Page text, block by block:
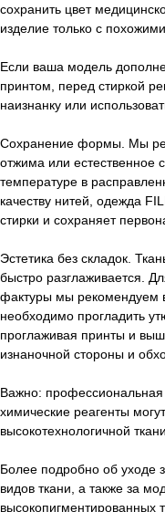
сохранить цвет
изделие только с
Если ваша модель
принтом, перед стиркой
наизнанку или
Сохранение формы. Мы
отжима или естественное
температуре в
качеству нитей, одежда
стирки и сохраняет
Эстетика без складок.
быстро разглаживается.
фактуры мы рекомендуем
необходимо прогладить
проглаживая принты и
изнаночной стороны и
Важно: профессиональная
химические реагенты
высокотехнологичной ткани
Более подробно об уходе
видов ткани, а также за
высокопигментированных